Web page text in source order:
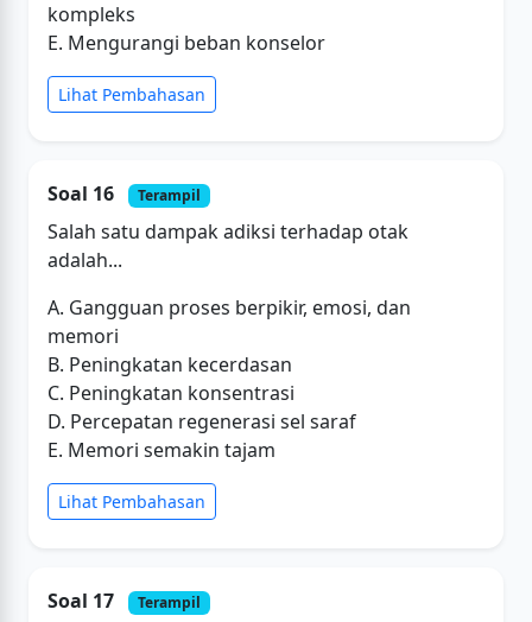
kompleks
E. Mengurangi beban konselor
Lihat Pembahasan
Soal 16 Terampil
Salah satu dampak adiksi terhadap otak
adalah...
A. Gangguan proses berpikir, emosi, dan
memori
B. Peningkatan kecerdasan
C. Peningkatan konsentrasi
D. Percepatan regenerasi sel saraf
E. Memori semakin tajam
Lihat Pembahasan
Soal 17 Terampil